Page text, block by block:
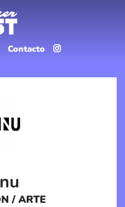
Contacto
/ ARTE